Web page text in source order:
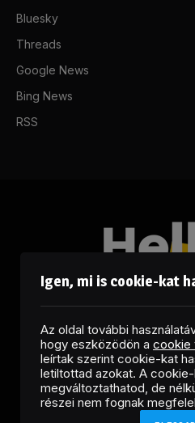
Bluesky
Threads
Google News
Bing News
RSS
Facebook
Igen, mi is cookie-kat
Az oldal további
hogy eszközödön a cookie
leírtak szerint cookie-kat
letiltottad azokat. A
megváltoztathatod, de
részei nem fognak